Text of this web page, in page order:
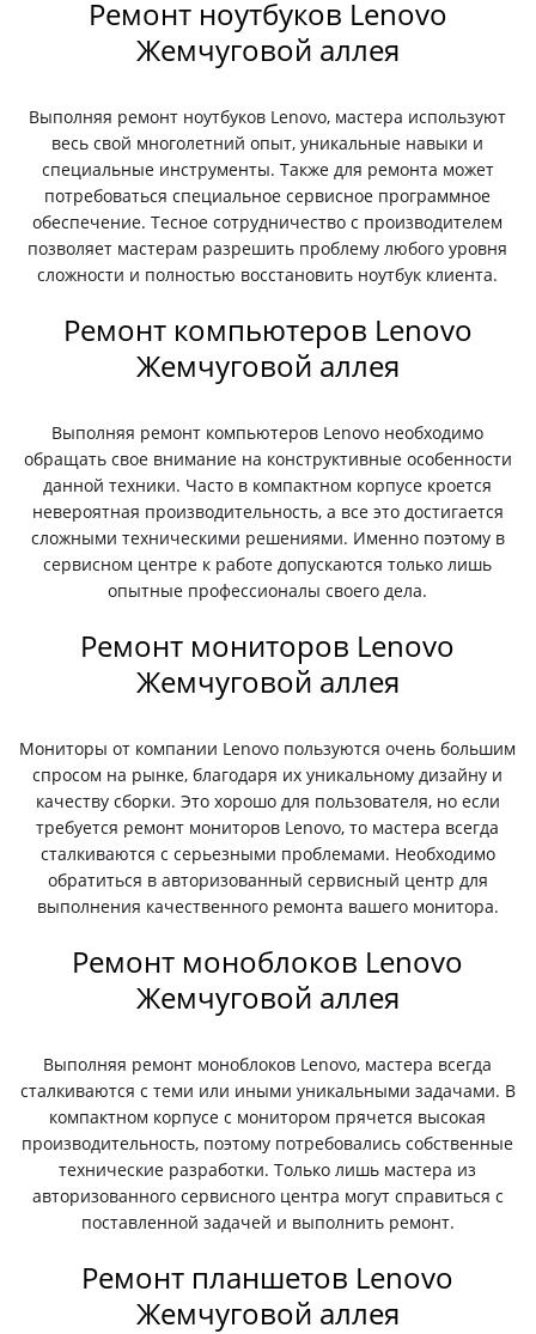
Ремонт ноутбуков Lenovo
Жемчуговой аллея
Выполняя ремонт ноутбуков Lenovo, мастера используют
весь свой многолетний опыт, уникальные навыки и
специальные инструменты. Также для ремонта может
потребоваться специальное сервисное программное
обеспечение. Тесное сотрудничество с производителем
позволяет мастерам разрешить проблему любого уровня
сложности и полностью восстановить ноутбук клиента.
Ремонт компьютеров Lenovo
Жемчуговой аллея
Выполняя ремонт компьютеров Lenovo необходимо
обращать свое внимание на конструктивные особенности
данной техники. Часто в компактном корпусе кроется
невероятная производительность, а все это достигается
сложными техническими решениями. Именно поэтому в
сервисном центре к работе допускаются только лишь
опытные профессионалы своего дела.
Ремонт мониторов Lenovo
Жемчуговой аллея
Мониторы от компании Lenovo пользуются очень большим
спросом на рынке, благодаря их уникальному дизайну и
качеству сборки. Это хорошо для пользователя, но если
требуется ремонт мониторов Lenovo, то мастера всегда
сталкиваются с серьезными проблемами. Необходимо
обратиться в авторизованный сервисный центр для
выполнения качественного ремонта вашего монитора.
Ремонт моноблоков Lenovo
Жемчуговой аллея
Выполняя ремонт моноблоков Lenovo, мастера всегда
сталкиваются с теми или иными уникальными задачами. В
компактном корпусе с монитором прячется высокая
производительность, поэтому потребовались собственные
технические разработки. Только лишь мастера из
авторизованного сервисного центра могут справиться с
поставленной задачей и выполнить ремонт.
Ремонт планшетов Lenovo
Жемчуговой аллея